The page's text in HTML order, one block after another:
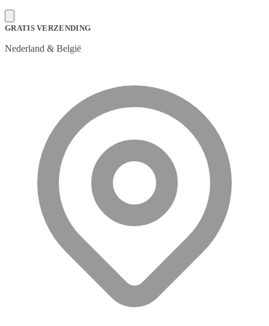
GRATIS VERZENDING
Nederland & België